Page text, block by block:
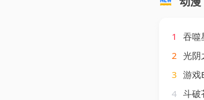
1
吞噬
2 光阴
3 游戏
4 斗破